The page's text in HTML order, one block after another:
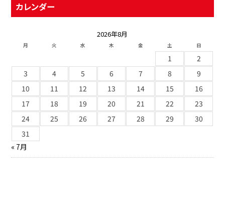
カレンダー
2026年8月
月 火 水 木 金 土 日
1
2
3
4 5 6 7 8
9
10
11 12 13 14 15
16
17
18 19 20 21 22
23
24
25 26 27 28 29
30
31
« 7月